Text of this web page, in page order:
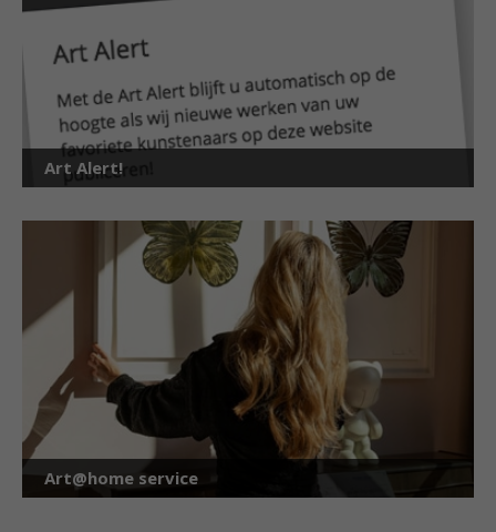
Art Alert!
Art@home service